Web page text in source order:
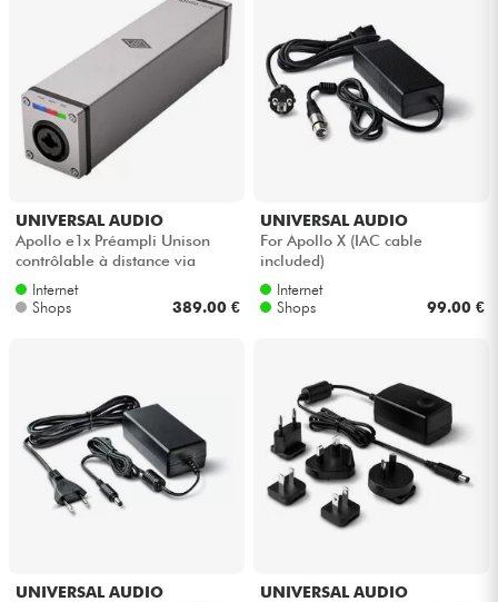
UNIVERSAL AUDIO
Apollo e1x Préampli Unison
contrôlable à distance via
DANTE
Internet
Shops
389.00 €
UNIVERSAL AUDIO
For Apollo X (IAC cable
included)
Internet
Shops
99.00 €
UNIVERSAL AUDIO
UNIVERSAL AUDIO